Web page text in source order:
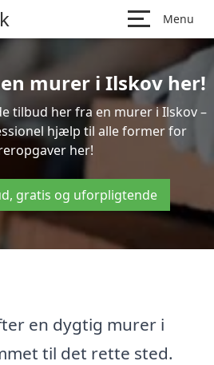
Menu
murer i Ilskov her!
tilbud her fra en murer i Ilskov –
hjælp til alle former for
her!
gratis og uforpligtende
en dygtig murer i
til det rette sted.